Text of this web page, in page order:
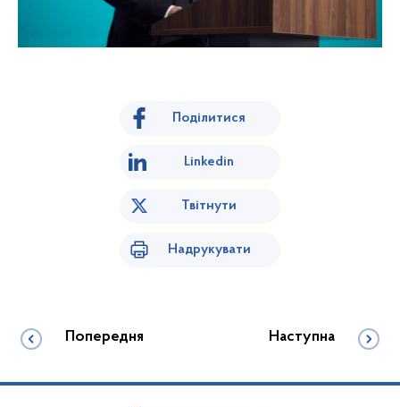
Поділитися
Linkedin
Твітнути
Надрукувати
Попередня Наступна